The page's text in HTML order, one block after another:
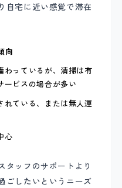
自宅に近い感覚で滞在
向
わっているが、清掃は有
ービスの場合が多い
れている、または無人運
心
タッフのサポートより
ごしたいというニーズ